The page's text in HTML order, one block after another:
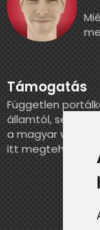
Támogatás
Független
államtól, sem
a magyar
itt megteheted.